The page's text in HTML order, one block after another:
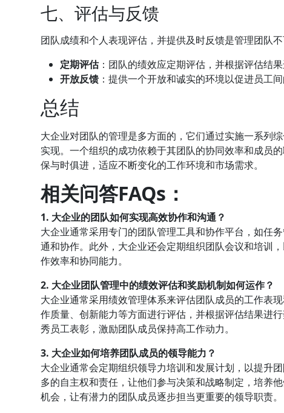
七、评估与反馈
团队成绩和个人表现评估，并提供及时反馈是管理团队不
定期评估：团队的绩效应定期评估，并根据评估结果
开放反馈 ：提供一个开放和诚实的环境以促进员工
总结
大企业对团队的管理是多方面的，它们通过实施一系列
实现。一个组织的成功依赖于其团队的协同效率和成员
保与时俱进，适应不断变化的工作环境和市场需求。
相关问答FAQs：
1. 大企业的团队如何实现高效协作和沟通？
大企业通常采用专门的团队管理工具和协作平台，如任
通和协作。此外，大企业还会定期组织团队会议和培训
作效率和协同能力。
2. 大企业团队管理中的绩效评估和奖励机制如何运作？
大企业通常采用绩效管理体系来评估团队成员的工作表
作质量、创新能力等方面进行评估，并根据评估结果进
秀员工表彰，激励团队成员保持高工作动力。
3. 大企业如何培养团队成员的领导能力？
大企业通常会定期组织领导力培训和发展计划，以提升
多的自主权和责任，让他们参与决策和战略制定，培养
机会，让有潜力的团队成员逐步担当更重要的领导职责。